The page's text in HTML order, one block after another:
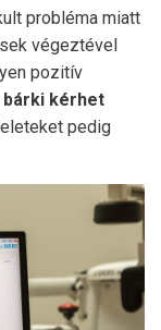
probléma miatt
végeztével
pozitív
kérhet
pedig